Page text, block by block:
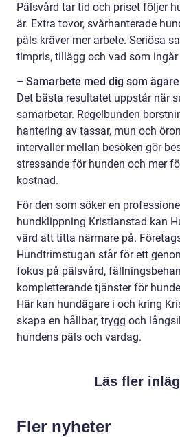
Pälsvård tar tid och priset följer
är. Extra tovor, svårhanterade
päls kräver mer arbete. Seriösa
timpris, tillägg och vad som
– Samarbete med dig som ägare
Det bästa resultatet uppstår när
samarbetar. Regelbunden
hantering av tassar, mun och
intervaller mellan besöken gör
stressande för hunden och mer
kostnad.
För den som söker en
hundklippning Kristianstad kan
värd att titta närmare på.
Hundtrimstugan står för ett
fokus på pälsvård,
kompletterande tjänster för
Här kan hundägare i och kring
skapa en hållbar, trygg och
hundens päls och vardag.
Läs fler
Fler nyheter